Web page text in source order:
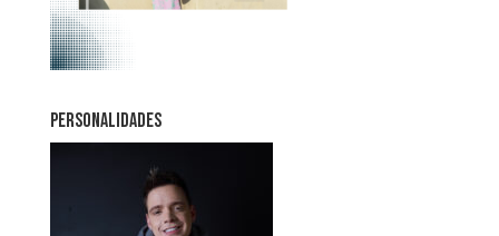
PERSONALIDADES